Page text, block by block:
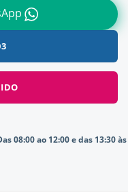
08:00 ao 12:00 e das 13:30 às